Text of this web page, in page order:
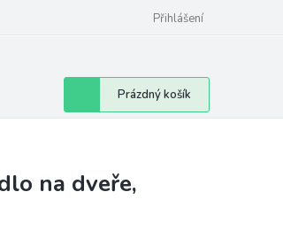
Přihlášení
Nákupní
košík
Prázdný košík
na dveře,